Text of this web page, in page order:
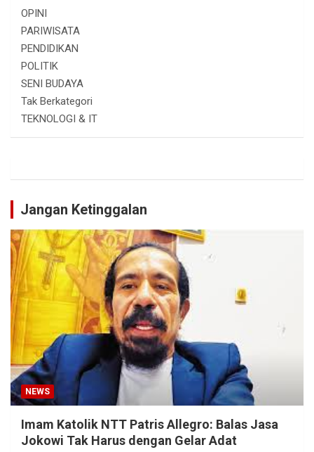
OPINI
PARIWISATA
PENDIDIKAN
POLITIK
SENI BUDAYA
Tak Berkategori
TEKNOLOGI & IT
Jangan Ketinggalan
NEWS
Imam Katolik NTT Patris Allegro: Balas Jasa
Jokowi Tak Harus dengan Gelar Adat